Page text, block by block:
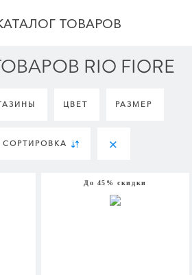
ТОВАРОВ
RIO FIORE
ЦВЕТ РАЗМЕР
СОРТИРОВКА
До 45% скидки